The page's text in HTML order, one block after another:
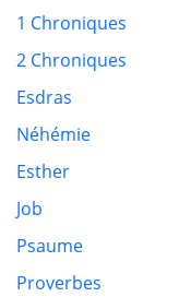
1 Chroniques
2 Chroniques
Esdras
Néhémie
Esther
Job
Psaume
Proverbes